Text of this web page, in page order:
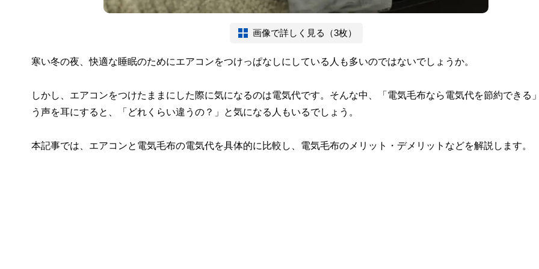
画像で詳しく見る（3枚）
寒い冬の夜、快適な睡眠のためにエアコンをつけっぱなしにしている人も多いのではないでしょうか。
しかし、エアコンをつけたままにした際に気になるのは電気代です。そんな中、「電気毛布なら電気代を節約できる
う声を耳にすると、「どれくらい違うの？」と気になる人もいるでしょう。
本記事では、エアコンと電気毛布の電気代を具体的に比較し、電気毛布のメリット・デメリットなどを解説します。